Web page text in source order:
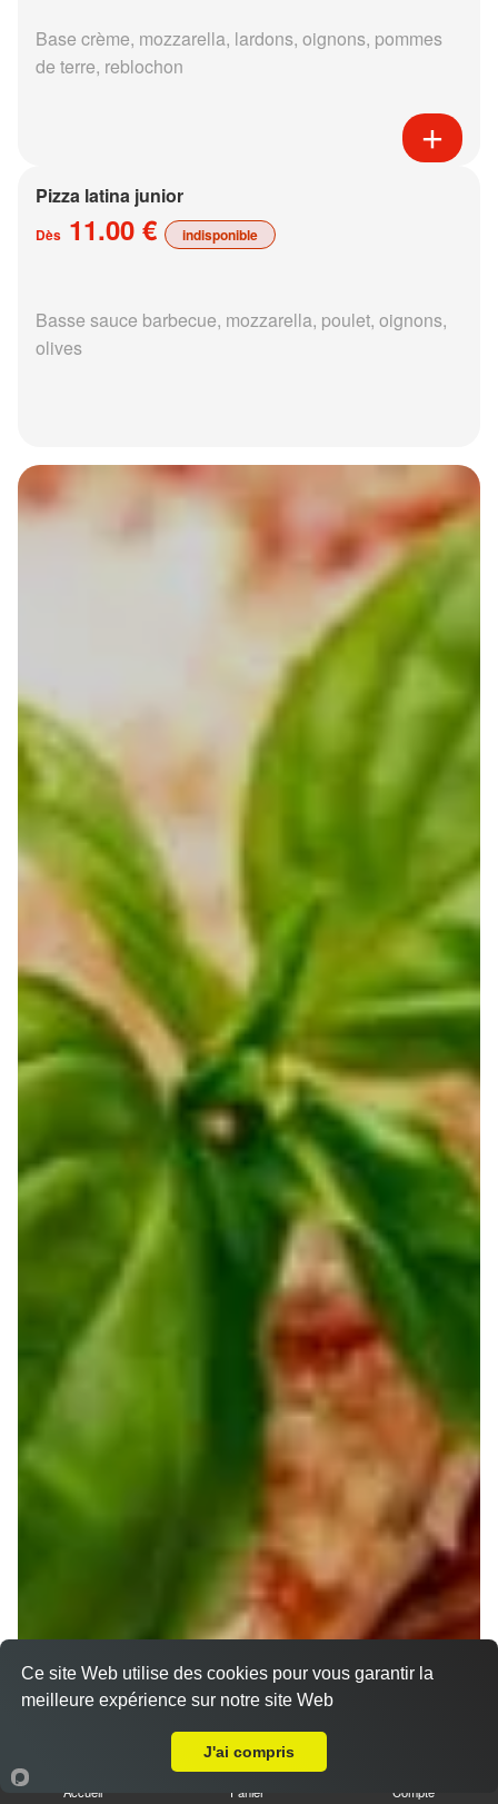
Base crème, mozzarella, lardons, oignons, pommes
de terre, reblochon
Pizza latina junior
Dès 11.00 € indisponible
Basse sauce barbecue, mozzarella, poulet, oignons,
olives
Nos Pizzas Senior
Accueil Panier Compte
Ce site Web utilise des cookies pour vous garantir la
meilleure expérience sur notre site Web
J'ai compris